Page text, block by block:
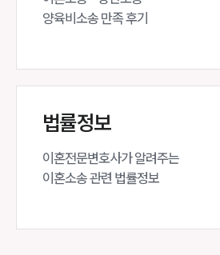
양육비소송 만족 후기
법률정보
이혼전문변호사가 알려주는
이혼소송 관련 법률정보